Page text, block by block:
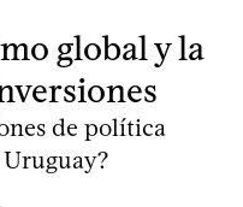
global y la
de política